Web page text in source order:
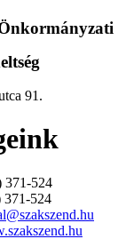
91.
371-524
371-524